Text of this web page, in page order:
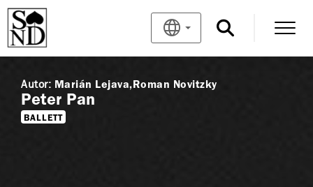
Autor: Marián Lejava Roman Novitzky
Peter Pan
BALLETT